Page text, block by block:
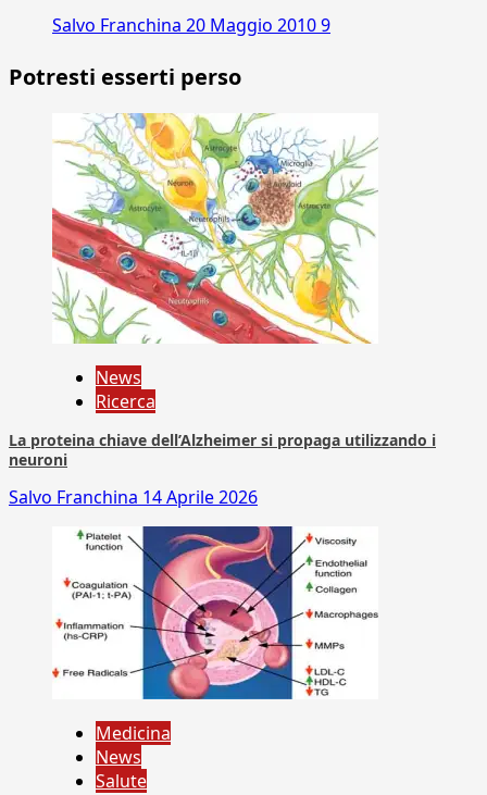
Salvo Franchina 20 Maggio 20109
Potresti esserti perso
News
Ricerca
La proteina chiave dell’Alzheimer si propaga utilizzando i
neuroni
Salvo Franchina 14 Aprile 2026
Medicina
News
Salute